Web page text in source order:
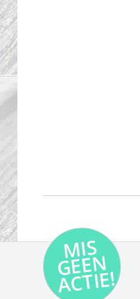
MI
S
G
E
E
N
A
C
TI
E!